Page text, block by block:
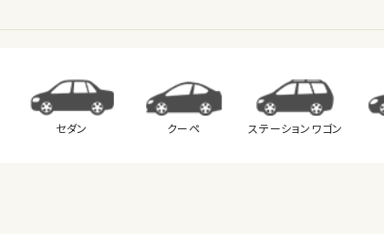
セダン クーペ ステーション ワゴン